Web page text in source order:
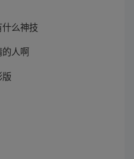
么神技
人啊